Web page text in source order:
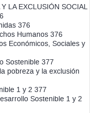
LA EXCLUSIÓN SOCIAL
376
Humanos 376
Económicos, Sociales y
Sostenible 377
pobreza y la exclusión
1 y 2 377
Sostenible 1 y 2